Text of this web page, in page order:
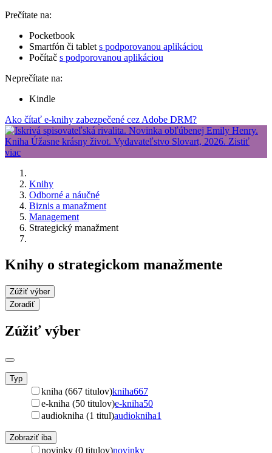
Prečítate na:
Pocketbook
Smartfón či tablet s podporovanou aplikáciou
Počítač s podporovanou aplikáciou
Neprečítate na:
Kindle
Ako čítať e-knihy zabezpečené cez Adobe DRM?
Knihy
Odborné a náučné
Biznis a manažment
Management
Strategický manažment
Knihy o strategickom manažmente
Zúžiť výber
Zoradiť
Zúžiť výber
Typ
kniha (667 titulov)kniha667
e-kniha (50 titulov)e-kniha50
audiokniha (1 titul)audiokniha1
Zobraziť iba
novinky (0 titulov)novinky